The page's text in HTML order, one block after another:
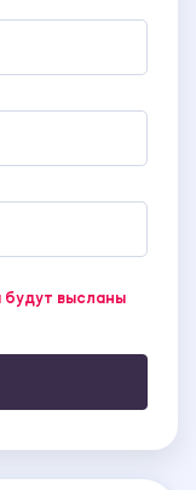
будут высланы